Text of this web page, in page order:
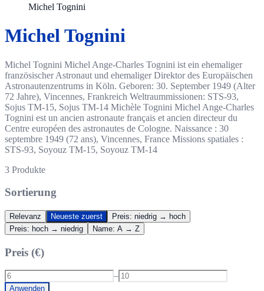
Michel Tognini
Michel Tognini
Michel Tognini Michel Ange-Charles Tognini ist ein ehemaliger
französischer Astronaut und ehemaliger Direktor des Europäischen
Astronautenzentrums in Köln. Geboren: 30. September 1949 (Alter
72 Jahre), Vincennes, Frankreich Weltraummissionen: STS-93,
Sojus TM-15, Sojus TM-14 Michèle Tognini Michel Ange-Charles
Tognini est un ancien astronaute français et ancien directeur du
Centre européen des astronautes de Cologne. Naissance : 30
septembre 1949 (72 ans), Vincennes, France Missions spatiales :
STS-93, Soyouz TM-15, Soyouz TM-14
3 Produkte
Sortierung
Relevanz Neueste zuerst
Preis: niedrig → hoch
Preis: hoch → niedrig
Name: A → Z
Preis (€)
–
Anwenden